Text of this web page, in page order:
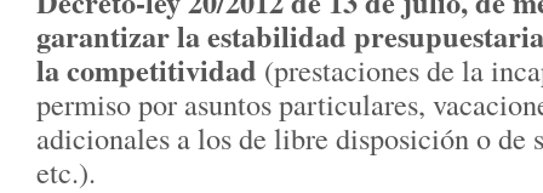
garantizar la estabilidad
la competitividad (prestaciones de la
permiso por asuntos particulares,
adicionales a los de libre disposición o de
etc.).